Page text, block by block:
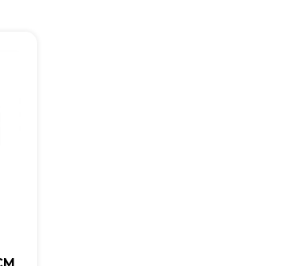
comprometida a proteger e respeitar sua
seus dados apenas para fins de
alterar suas preferências a qualquer